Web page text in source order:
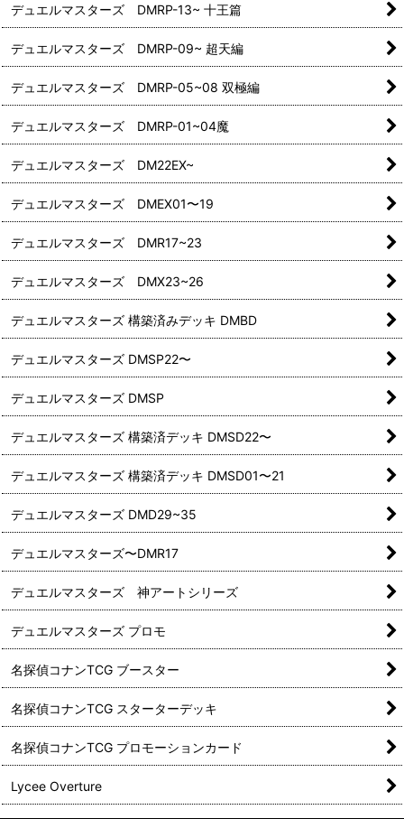
デュエルマスターズ DMRP-13~ 十王篇
デュエルマスターズ DMRP-09~ 超天編
デュエルマスターズ DMRP-05~08 双極編
デュエルマスターズ DMRP-01~04魔
デュエルマスターズ DM22EX~
デュエルマスターズ DMEX01〜19
デュエルマスターズ DMR17~23
デュエルマスターズ DMX23~26
デュエルマスターズ 構築済みデッキ DMBD
デュエルマスターズ DMSP22〜
デュエルマスターズ DMSP
デュエルマスターズ 構築済デッキ DMSD22〜
デュエルマスターズ 構築済デッキ DMSD01〜21
デュエルマスターズ DMD29~35
デュエルマスターズ〜DMR17
デュエルマスターズ 神アートシリーズ
デュエルマスターズ プロモ
名探偵コナンTCG ブースター
名探偵コナンTCG スターターデッキ
名探偵コナンTCG プロモーションカード
Lycee Overture